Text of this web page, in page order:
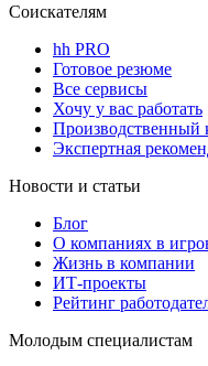
Соискателям
hh PRO
Готовое резюме
Все сервисы
Хочу у вас работать
Производственный
Экспертная
Новости и статьи
Блог
О компаниях в
Жизнь в компании
ИТ-проекты
Рейтинг
Молодым специалистам